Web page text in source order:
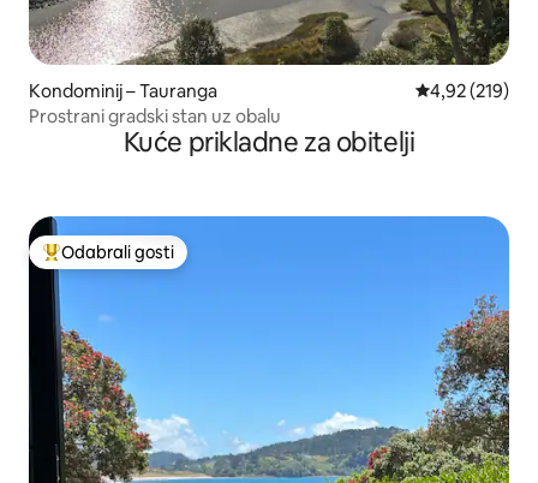
Kondominij – Tauranga Prosječna
4,92 (219)
Prostrani gradski stan uz obalu
Kuće prikladne za obitelji
Među najviše rangiranima s oznakom „Odabrali gosti”
Odabrali gosti